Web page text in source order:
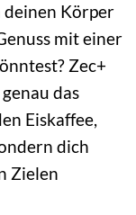
deinen Körper
mit einer
Zec+
das
Eiskaffee,
dich
Zielen